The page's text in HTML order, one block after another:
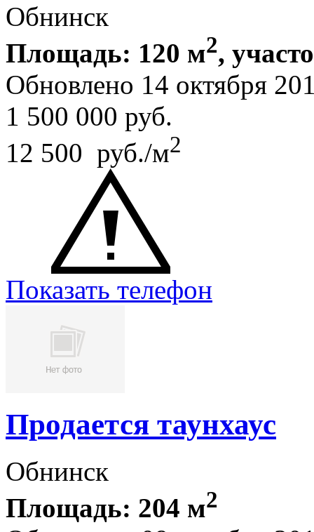
Обнинск
Площадь: 120 м2,
Обновлено 14 октября
1 500 000 руб.
12 500 руб./м2
Показать телефон
Продается таунхаус
Обнинск
Площадь: 204 м2